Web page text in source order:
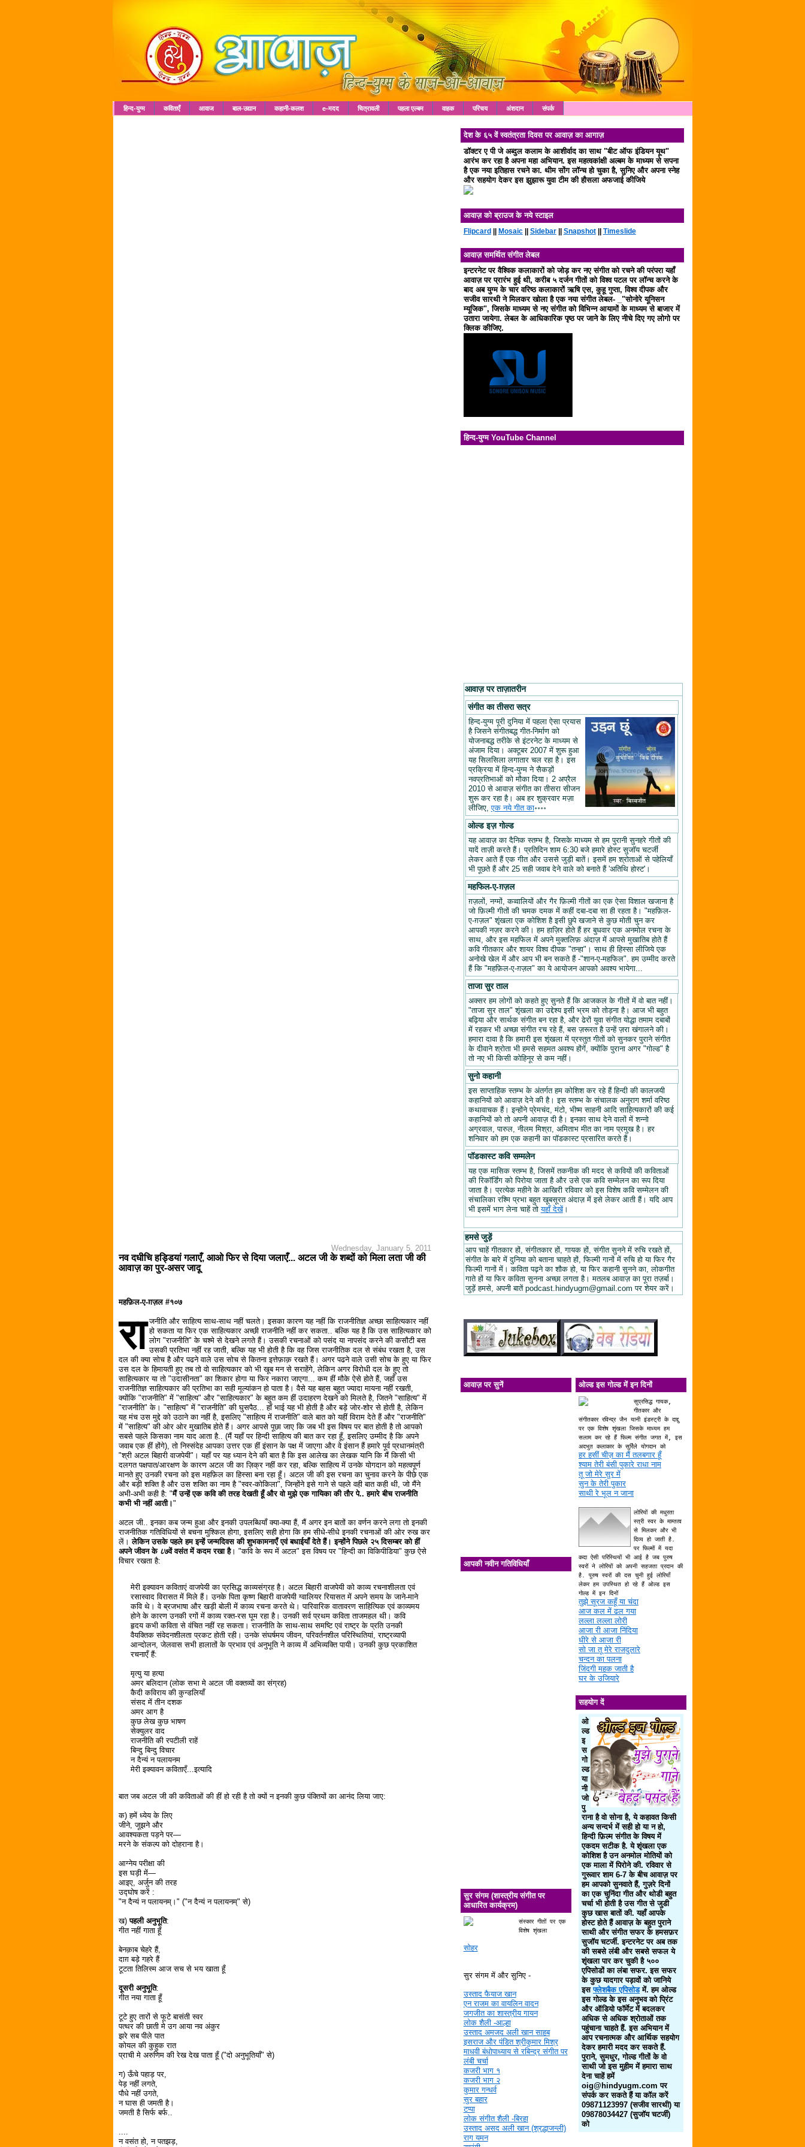
हिन्द-युग्म कविताएँ आवाज बाल-उद्यान कहानी-कलश e-मदद चित्रावली पहला एल्बम वाहक परिचय अंशदान संपर्क
Wednesday, January 5, 2011
नव दधीचि हड्डियां गलाएँ, आओ फिर से दिया जलाएँ... अटल जी के शब्दों को मिला लता जी की
आवाज़ का पुर-असर जादू
महफ़िल-ए-ग़ज़ल #१०७
रा जनीति और साहित्य साथ-साथ नहीं चलते। इसका कारण यह नहीं कि राजनीतिज्ञ अच्छा साहित्यकार नहीं
हो सकता या फिर एक साहित्यकार अच्छी राजनीति नहीं कर सकता.. बल्कि यह है कि उस साहित्यकार को
लोग "राजनीति" के चश्मे से देखने लगते हैं। उसकी रचनाओं को पसंद या नापसंद करने की कसौटी बस
उसकी प्रतिभा नहीं रह जाती, बल्कि यह भी होती है कि वह जिस राजनीतिक दल से संबंध रखता है, उस
दल की क्या सोच है और पढने वाले उस सोच से कितना इत्तेफ़ाक़ रखते हैं। अगर पढने वाले उसी सोच के हुए या फिर
उस दल के हिमायती हुए तब तो वो साहित्यकार को भी खूब मन से सराहेंगे, लेकिन अगर विरोधी दल के हुए तो
साहित्यकार या तो "उदासीनता" का शिकार होगा या फिर नकारा जाएगा... कम हीं मौके ऐसे होते हैं, जहाँ उस
राजनीतिज्ञ साहित्यकार की प्रतिभा का सही मूल्यांकन हो पाता है। वैसे यह बहस बहुत ज्यादा मायना नहीं रखती,
क्योंकि "राजनीति" में "साहित्य" और "साहित्यकार" के बहुत कम हीं उदाहरण देखने को मिलते है, जितने "साहित्य" में
"राजनीति" के। "साहित्य" में "राजनीति" की घुसपैठ... हाँ भाई यह भी होती है और बड़े जोर-शोर से होती है, लेकिन
यह मंच उस मुद्दे को उठाने का नहीं है, इसलिए "साहित्य में राजनीति" वाले बात को यहीं विराम देते हैं और "राजनीति"
में "साहित्य" की ओर ओर मुखातिब होते हैं। अगर आपसे पूछा जाए कि जब भी इस विषय पर बात होती है तो आपको
सबसे पहले किसका नाम याद आता है.. (मैं यहाँ पर हिन्दी साहित्य की बात कर रहा हूँ, इसलिए उम्मीद है कि अपने
जवाब एक हीं होंगे), तो निस्संदेह आपका उत्तर एक हीं इंसान के पक्ष में जाएगा और वे इंसान हैं हमारे पूर्व प्रधानमंत्री
"श्री अटल बिहारी वाजपेयी"। यहाँ पर यह ध्यान देने की बात है कि इस आलेख का लेखक यानि कि मैं किसी भी
दलगत पक्षपात/आरक्षण के कारण अटल जी का ज़िक्र नहीं कर रहा, बल्कि साहित्य में उनके योगदान को महत्वपूर्ण
मानते हुए उनकी रचना को इस महफ़िल का हिस्सा बना रहा हूँ। अटल जी की इस रचना का चुनाव करने के पीछे एक
और बड़ी शक्ति है और उस शक्ति का नाम है "स्वर-कोकिला", जिन्होंने इसे गाने से पहले वही बात कही थी, जो मैंने
अभी-अभी कही है: "मैं उन्हें एक कवि की तरह देखती हूँ और वो मुझे एक गायिका की तौर पे.. हमारे बीच राजनीति
कभी भी नहीं आती।"
अटल जी.. इनका कब जन्म हुआ और इनकी उपलब्धियाँ क्या-क्या हैं, मैं अगर इन बातों का वर्णन करने लगा तो इनकी
राजनीतिक गतिविधियों से बचना मुश्किल होगा, इसलिए सही होगा कि हम सीधे-सीधे इनकी रचनाओं की ओर रुख कर
लें।लेकिन उसके पहले हम इन्हें जन्मदिवस की शुभकामनाएँ एवं बधाईयाँ देते हैं। इन्होंने पिछले २५ दिसम्बर को हीं
अपने जीवन के ८७वें वसंत में कदम रखा है। "कवि के रूप में अटल" इस विषय पर "हिन्दी का विकिपीडिया" कुछ ऐसे
विचार रखता है:
मेरी इक्यावन कविताएं वाजपेयी का प्रसिद्ध काव्यसंग्रह है। अटल बिहारी वाजपेयी को काव्य रचनाशीलता एवं
रसास्वाद विरासत में मिले हैं। उनके पिता कृष्ण बिहारी वाजपेयी ग्वालियर रियासत में अपने समय के जाने-माने
कवि थे। वे ब्रजभाषा और खड़ी बोली में काव्य रचना करते थे। पारिवारिक वातावरण साहित्यिक एवं काव्यमय
होने के कारण उनकी रगों में काव्य रक्त-रस घूम रहा है। उनकी सर्व प्रथम कविता ताजमहल थी। कवि
हृदय कभी कविता से वंचित नहीं रह सकता। राजनीति के साथ-साथ समष्टि एवं राष्ट्र के प्रति उनकी
वैयक्तिक संवेदनशीलता प्रकट होती रही। उनके संघर्षमय जीवन, परिवर्तनशील परिस्थितियां, राष्ट्रव्यापी
आन्दोलन, जेलवास सभी हालातों के प्रभाव एवं अनुभूति ने काव्य में अभिव्यक्ति पायी। उनकी कुछ प्रकाशित
रचनाएँ हैं:
मृत्यु या हत्या
अमर बलिदान (लोक सभा मे अटल जी वक्तव्यों का संग्रह)
कैदी कविराय की कुन्डलियाँ
संसद में तीन दशक
अमर आग है
कुछ लेख कुछ भाषण
सेक्युलर वाद
राजनीति की रपटीली राहें
बिन्दु बिन्दु विचार
न दैन्यं न पलायनम
मेरी इक्यावन कविताएँ...इत्यादि
बात जब अटल जी की कविताओं की हीं हो रही है तो क्यों न इनकी कुछ पंक्तियों का आनंद लिया जाए:
क) हमें ध्येय के लिए
जीने, जूझने और
आवश्यकता पड़ने पर—
मरने के संकल्प को दोहराना है।
आग्नेय परीक्षा की
इस घड़ी में—
आइए, अर्जुन की तरह
उद्घोष करें :
"न दैन्यं न पलायनम्।" ("न दैन्यं न पलायनम्" से)
ख)पहली अनुभूति:
गीत नहीं गाता हूँ
बेनक़ाब चेहरे हैं,
दाग़ बड़े गहरे हैं
टूटता तिलिस्म आज सच से भय खाता हूँ
दूसरी अनुभूति:
गीत नया गाता हूँ
टूटे हुए तारों से फूटे बासंती स्वर
पत्थर की छाती मे उग आया नव अंकुर
झरे सब पीले पात
कोयल की कुहुक रात
प्राची मे अरुणिम की रेख देख पाता हूँ ("दो अनुभूतियाँ" से)
ग) ऊँचे पहाड़ पर,
पेड़ नहीं लगते,
पौधे नहीं उगते,
न घास ही जमती है।
जमती है सिर्फ बर्फ..
....
न वसंत हो, न पतझड़,
देश के ६५ वें स्वतंत्रता दिवस पर आवाज़ का आगाज़
डॉक्टर ए पी जे अब्दुल कलाम के आशीर्वाद का साथ "बीट ऑफ इंडियन यूथ"
आरंभ कर रहा है अपना महा अभियान. इस महत्वकांक्षी अल्बम के माध्यम से सपना
है एक नया इतिहास रचने का. थीम सोंग लॉन्च हो चुका है, सुनिए और अपना स्नेह
और सहयोग देकर इस झुझारू युवा टीम की हौसला अफजाई कीजिये
आवाज़ को ब्राउज के नये स्टाइल
Flipcard Mosaic|| Sidebar|| Snapshot|| Timeslide
आवाज़ समर्थित संगीत लेबल
इन्टरनेट पर वैश्विक कलाकारों को जोड़ कर नए संगीत को रचने की परंपरा यहाँ
आवाज़ पर प्रारंभ हुई थी, करीब ५ दर्जन गीतों को विश्व पटल पर लॉन्च करने के
बाद अब युग्म के चार वरिष्ठ कलाकारों ऋषि एस, कुहू गुप्ता, विश्व दीपक और
सजीव सारथी ने मिलकर खोला है एक नया संगीत लेबल- _"सोनोरे यूनिसन
म्यूजिक", जिसके माध्यम से नए संगीत को विभिन्न आयामों के माध्यम से बाजार में
उतारा जायेगा. लेबल के आधिकारिक पृष्ठ पर जाने के लिए नीचे दिए गए लोगो पर
क्लिक कीजिए.
हिन्द-युग्म YouTube Channel
आवाज़ पर ताज़ातरीन
संगीत का तीसरा सत्र
हिन्द-युग्म पूरी दुनिया में पहला ऐसा प्रयास
है जिसने संगीतबद्ध गीत-निर्माण को
योजनाबद्ध तरीके से इंटरनेट के माध्यम से
अंजाम दिया। अक्टूबर 2007 में शुरू हुआ
यह सिलसिला लगातार चल रहा है। इस
प्रक्रिया में हिन्द-युग्म ने सैकड़ों
नवप्रतिभाओं को मौका दिया। 2 अप्रैल
2010 से आवाज़ संगीत का तीसरा सीजन
शुरू कर रहा है। अब हर शुक्रवार मज़ा
लीजिए,एक नये गीत का॰॰॰॰
ओल्ड इज़ गोल्ड
यह आवाज़ का दैनिक स्तम्भ है, जिसके माध्यम से हम पुरानी सुनहरे गीतों की
यादें ताज़ी करते हैं। प्रतिदिन शाम 6:30 बजे हमारे होस्ट सुजॉय चटर्जी
लेकर आते हैं एक गीत और उससे जुड़ी बातें। इसमें हम श्रोताओं से पहेलियाँ
भी पूछते हैं और 25 सही जवाब देने वाले को बनाते हैं 'अतिथि होस्ट'।
महफिल-ए-ग़ज़ल
ग़ज़लों, नग्मों, कव्वालियों और गैर फ़िल्मी गीतों का एक ऐसा विशाल खजाना है
जो फ़िल्मी गीतों की चमक दमक में कहीं दबा-दबा सा ही रहता है। "महफ़िल-
ए-ग़ज़ल" शृंखला एक कोशिश है इसी छुपे खजाने से कुछ मोती चुन कर
आपकी नज़र करने की। हम हाज़िर होते हैं हर बुधवार एक अनमोल रचना के
साथ, और इस महफिल में अपने मुक्तलिफ़ अंदाज़ में आपसे मुखातिब होते हैं
कवि गीतकार और शायर विश्व दीपक "तन्हा"। साथ ही हिस्सा लीजिये एक
अनोखे खेल में और आप भी बन सकते हैं -"शान-ए-महफिल". हम उम्मीद करते
हैं कि "महफ़िल-ए-ग़ज़ल" का ये आयोजन आपको अवश्य भायेगा...
ताजा सुर ताल
अक्सर हम लोगों को कहते हुए सुनते हैं कि आजकल के गीतों में वो बात नहीं।
"ताजा सुर ताल" शृंखला का उद्देश्य इसी भ्रम को तोड़ना है। आज भी बहुत
बढ़िया और सार्थक संगीत बन रहा है, और ढेरों युवा संगीत योद्धा तमाम दबाबों
में रहकर भी अच्छा संगीत रच रहे हैं, बस ज़रूरत है उन्हें ज़रा खंगालने की।
हमारा दावा है कि हमारी इस शृंखला में प्रस्तुत गीतों को सुनकर पुराने संगीत
के दीवाने श्रोता भी हमसे सहमत अवश्य होंगें, क्योंकि पुराना अगर "गोल्ड" है
तो नए भी किसी कोहिनूर से कम नहीं।
सुनो कहानी
इस साप्ताहिक स्तम्भ के अंतर्गत हम कोशिश कर रहे हैं हिन्दी की कालजयी
कहानियों को आवाज़ देने की है। इस स्तम्भ के संचालक अनुराग शर्मा वरिष्ठ
कथावाचक हैं। इन्होंने प्रेमचंद, मंटो, भीष्म साहनी आदि साहित्यकारों की कई
कहानियों को तो अपनी आवाज़ दी है। इनका साथ देने वालों में शन्नो
अग्रवाल, पारुल, नीलम मिश्रा, अमिताभ मीत का नाम प्रमुख है। हर
शनिवार को हम एक कहानी का पॉडकास्ट प्रसारित करते हैं।
पॉडकास्ट कवि सम्मलेन
यह एक मासिक स्तम्भ है, जिसमें तकनीक की मदद से कवियों की कविताओं
की रिकॉर्डिंग को पिरोया जाता है और उसे एक कवि सम्मेलन का रूप दिया
जाता है। प्रत्येक महीने के आखिरी रविवार को इस विशेष कवि सम्मेलन की
संचालिका रश्मि प्रभा बहुत खूबसूरत अंदाज़ में इसे लेकर आती हैं। यदि आप
भी इसमें भाग लेना चाहें तोयहाँ देखें।
हमसे जुड़ें
आप चाहें गीतकार हों, संगीतकार हों, गायक हों, संगीत सुनने में रुचि रखते हों,
संगीत के बारे में दुनिया को बताना चाहते हों, फिल्मी गानों में रुचि हो या फिर गैर
फिल्मी गानों में। कविता पढ़ने का शौक हो, या फिर कहानी सुनने का, लोकगीत
गाते हों या फिर कविता सुनना अच्छा लगता है। मतलब आवाज़ का पूरा तज़र्बा।
जुड़ें हमसे, अपनी बातें podcast.hindyugm@gmail.com पर शेयर करें।
आवाज़ पर सुनें
आपकी नवीन गतिविधियाँ
सुर संगम (शास्त्रीय संगीत पर
आधारित कार्यक्रम)
संस्कार गीतों पर एक
विशेष शृंखला
सोहर
सुर संगम में और सुनिए -
उस्ताद फैयाज खान
एन राजम का वायलिन वादन
जगजीत का शास्त्रीय गायन
लोक शैली -आल्हा
उस्ताद अमजद अली खान साहब
इसराज और पंडित श्रीकुमार मिश्र
माधवी बंधोपाध्याय से रबिन्द्र संगीत पर
लंबी चर्चा
कजरी भाग १
कजरी भाग २
कुमार गन्धर्व
सुर बहार
टप्पा
लोक संगीत शैली -बिरहा
उस्ताद असद अली खान (श्रद्धाजन्ली)
राग यमन
ओल्ड इस गोल्ड में इन दिनों
सुप्रसिद्ध गायक,
गीतकार और
संगीतकार रविन्द्र जैन यानी इंडस्ट्री के दाद्दु
पर एक विशेष शृंखला जिसके माध्यम हम
सलाम कर रहे हैं फिल्म संगीत जगत में, इस
अदभुत कलाकार के सुर्रिले योगदान को
हर हसीं चीज़ का मैं तलबगार हूँ
श्याम तेरी बंसी पुकारे राधा नाम
तू जो मेरे सुर में
सुन के तेरी पुकार
साथी रे भूल न जाना
लोरियों की मधुरता
स्त्री स्वर के माम्तत्व
से मिलकर और भी
दिव्य हो जाती है.
पर फिल्मों में यदा
कदा ऐसी परिस्थियों भी आई है जब पुरुष
स्वरों ने लोरियों को अपनी सहजता प्रदान की
है. पुरुष स्वरों की दस चुनी हुई लोरियाँ
लेकर हम उपस्थित हो रहे हैं ओल्ड इस
गोल्ड में इन दिनों
तुझे सूरज कहूँ या चंदा
आज कल में ढल गया
लल्ला लल्ला लोरी
आजा री आजा निंदिया
धीरे से आजा री
सो जा तू मेरे राजदुलारे
चन्दन का पलना
जिंदगी महक जाती है
घर के उजियारे
सहयोग दें
ओ
ल्ड
इ
स
गो
ल्ड
या
नी
जो
पु
राना है वो सोना है, ये कहावत किसी
अन्य सन्दर्भ में सही हो या न हो,
हिन्दी फ़िल्म संगीत के विषय में
एकदम सटीक है. ये शृंखला एक
कोशिश है उन अनमोल मोतियों को
एक माला में पिरोने की. रविवार से
गुरूवार शाम 6-7 के बीच आवाज़ पर
हम आपको सुनवाते हैं, गुज़रे दिनों
का एक चुनिंदा गीत और थोडी बहुत
चर्चा भी होती है उस गीत से जुडी
कुछ खास बातों की. यहाँ आपके
होस्ट होते हैं आवाज़ के बहुत पुराने
साथी और संगीत सफर के हमसफ़र
सुजॉय चटर्जी. इन्टरनेट पर अब तक
की सबसे लंबी और सबसे सफल ये
शृंखला पार कर चुकी है ५००
एपिसोडों का लंबा सफर. इस सफर
के कुछ यादगार पड़ावों को जानिये
इसफ्लेशबैक एपिसोडमें. हम ओल्ड
इस गोल्ड के इस अनुभव को प्रिंट
और ऑडियो फॉर्मेट में बदलकर
अधिक से अधिक श्रोताओं तक
पहुंचाना चाहते हैं. इस अभियान में
आप रचनात्मक और आर्थिक सहयोग
देकर हमारी मदद कर सकते हैं.
पुराने, सुमधुर, गोल्ड गीतों के वो
साथी जो इस मुहीम में हमारा साथ
देना चाहें हमें
oig@hindyugm.com पर
संपर्क कर सकते हैं या कॉल करें
09871123997 (सजीव सारथी) या
09878034427 (सुजॉय चटर्जी)
को